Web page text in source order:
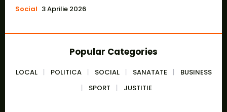
Social 3 Aprilie 2026
Popular Categories
LOCAL POLITICA SOCIAL SANATATE
BUSINESS
SPORT
JUSTITIE